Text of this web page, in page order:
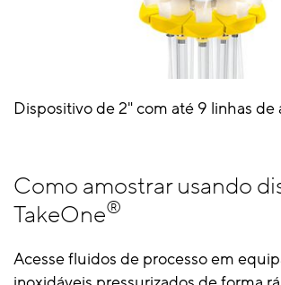
Dispositivo de 2" com até 9 linhas de
Como amostrar usando
TakeOne®
Acesse fluidos de processo em